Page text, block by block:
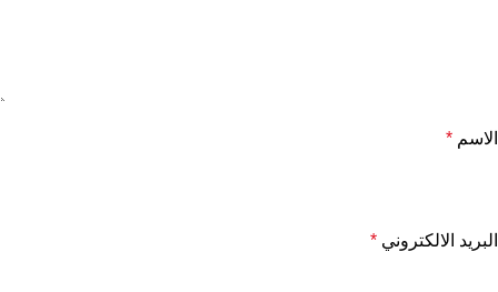
الاسم *
البريد الالكتروني *